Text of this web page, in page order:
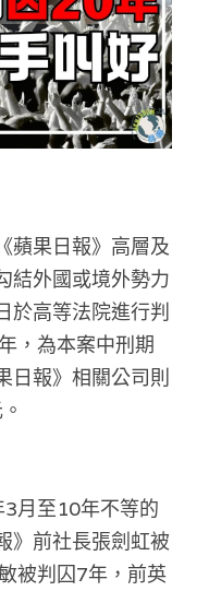
蘋果日報》高層及
結外國或境外勢力
於高等法院進行判
，為本案中刑期
日報》相關公司則
月至10年不等的
》前社長張劍虹被
被判囚7年，前英